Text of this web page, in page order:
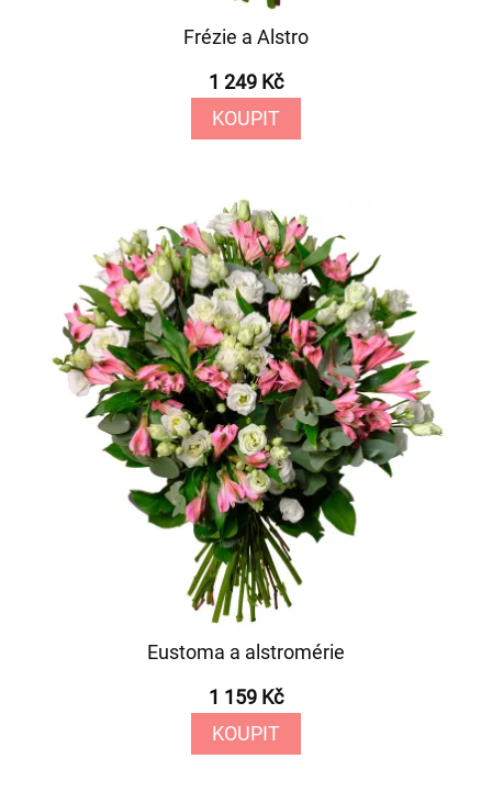
Frézie a Alstro
1 249 Kč
KOUPIT
Eustoma a alstromérie
1 159 Kč
KOUPIT